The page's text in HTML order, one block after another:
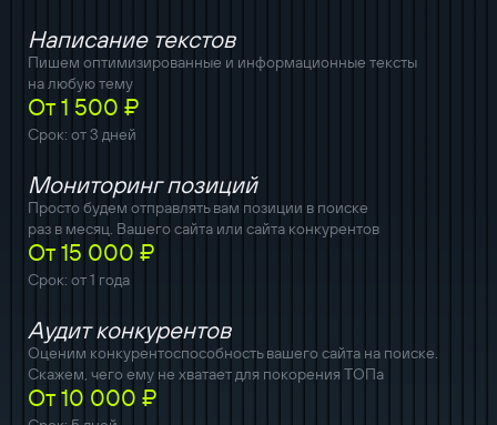
Написание текстов
Пишем оптимизированные и информационные тексты
на любую тему
От 1 500 ₽
Срок: от 3 дней
Мониторинг позиций
Просто будем отправлять вам позиции в поиске
раз в месяц. Вашего сайта или сайта конкурентов
От 15 000 ₽
Срок: от 1 года
Аудит конкурентов
Оценим конкурентоспособность вашего сайта на поиске.
Скажем, чего ему не хватает для покорения ТОПа
От 10 000 ₽